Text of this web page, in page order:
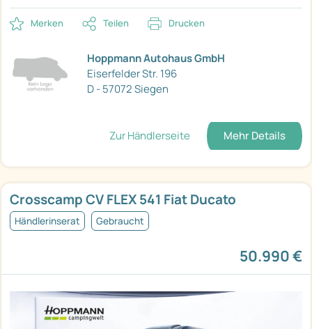
Merken Teilen Drucken
Hoppmann Autohaus GmbH
Eiserfelder Str. 196
D - 57072 Siegen
Zur Händlerseite Mehr Details
Crosscamp CV FLEX 541 Fiat Ducato
Händlerinserat Gebraucht
50.990 €